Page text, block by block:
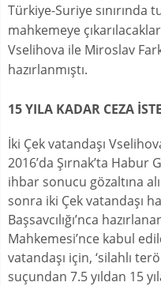
Türkiye-Suriye sınırında
mahkemeye
Vselihova ile Miroslav
hazırlanmıştı.
15 YILA KADAR CEZA
İki Çek vatandaşı
2016’da Şırnak’ta Habur
ihbar sonucu gözaltına
sonra iki Çek vatandaşı
Başsavcılığı’nca
Mahkemesi’nce kabul
vatandaşı için, ‘silahlı
suçundan 7.5 yıldan 15